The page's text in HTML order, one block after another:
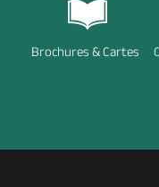
Brochures & Cartes